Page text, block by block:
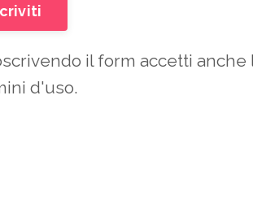
il form accetti anche
d'uso.